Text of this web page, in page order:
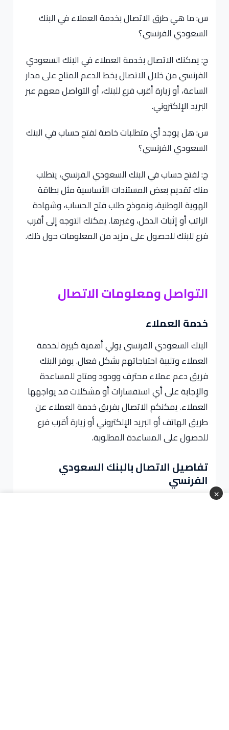
س: ما هي طرق الاتصال بخدمة العملاء في البنك
السعودي الفرنسي؟
ج: يمكنك الاتصال بخدمة العملاء في البنك السعودي
الفرنسي من خلال الاتصال بخط الدعم المتاح على مدار
الساعة، أو زيارة أقرب فرع للبنك، أو التواصل معهم عبر
البريد الإلكتروني.
س: هل يوجد أي متطلبات خاصة لفتح حساب في البنك
السعودي الفرنسي؟
ج: لفتح حساب في البنك السعودي الفرنسي، يتطلب
منك تقديم بعض المستندات الأساسية مثل بطاقة
الهوية الوطنية، ونموذج طلب فتح الحساب، وشهادة
الراتب أو إثبات الدخل، وغيرها. يمكنك التوجه إلى أقرب
فرع للبنك للحصول على مزيد من المعلومات حول ذلك.
التواصل ومعلومات الاتصال
خدمة العملاء
البنك السعودي الفرنسي يولي أهمية كبيرة لخدمة
العملاء وتلبية احتياجاتهم بشكل فعال. يوفر البنك
فريق دعم عملاء محترف وودود ومتاح للمساعدة
والإجابة على أي استفسارات أو مشكلات قد يواجهها
العملاء. يمكنكم الاتصال بفريق خدمة العملاء عن
طريق الهاتف أو البريد الإلكتروني أو زيارة أقرب فرع
للحصول على المساعدة المطلوبة.
تفاصيل الاتصال بالبنك السعودي
الفرنسي
×